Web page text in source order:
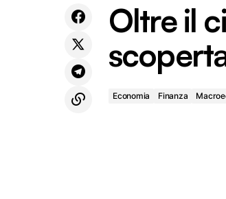
contrastanti sui consumiOltre il
Economia Finanza